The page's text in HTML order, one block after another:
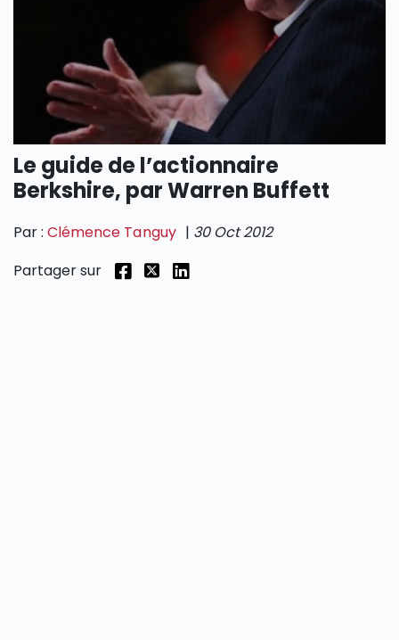
SECTIONS
Le guide de l’actionnaire
Berkshire, par Warren Buffett
Par :Clémence Tanguy | 30 Oct 2012
Partager sur